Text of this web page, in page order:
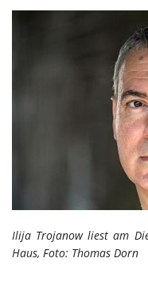
Ilija Trojanow liest am
Haus, Foto: Thomas Dorn